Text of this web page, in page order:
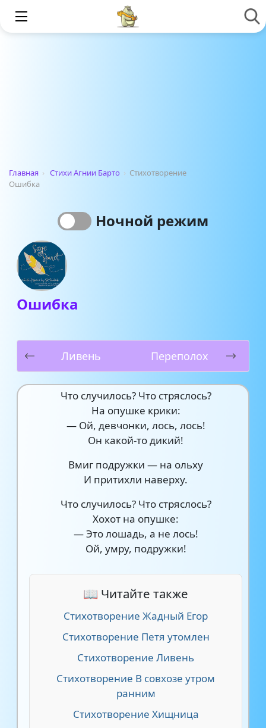
Главная › Стихи Агнии Барто › Стихотворение
Ошибка
Ночной режим
Ошибка
Ливень Переполох
Что случилось? Что стряслось?
На опушке крики:
— Ой, девчонки, лось, лось!
Он какой-то дикий!
Вмиг подружки — на ольху
И притихли наверху.
Что случилось? Что стряслось?
Хохот на опушке:
— Это лошадь, а не лось!
Ой, умру, подружки!
📖 Читайте также
Стихотворение Жадный Егор
Стихотворение Петя утомлен
Стихотворение Ливень
Стихотворение В совхозе утром
ранним
Стихотворение Хищница